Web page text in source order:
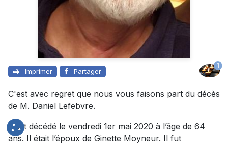
Imprimer Partager
1
C'est avec regret que nous vous faisons part du décès
de M. Daniel Lefebvre.
Il est décédé le vendredi 1er mai 2020 à l’âge de 64
ans. Il était l’époux de Ginette Moyneur. Il fut